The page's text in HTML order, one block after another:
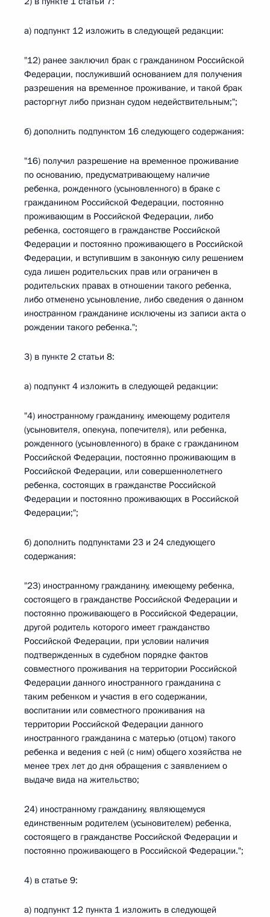
а) подпункт 12 изложить в следующей редакции:
"12) ранее заключил брак с гражданином Российской
Федерации, послуживший основанием для получения
разрешения на временное проживание, и такой брак
расторгнут либо признан судом недействительным;";
б) дополнить подпунктом 16 следующего содержания:
"16) получил разрешение на временное проживание
по основанию, предусматривающему наличие
ребенка, рожденного (усыновленного) в браке с
гражданином Российской Федерации, постоянно
проживающим в Российской Федерации, либо
ребенка, состоящего в гражданстве Российской
Федерации и постоянно проживающего в Российской
Федерации, и вступившим в законную силу решением
суда лишен родительских прав или ограничен в
родительских правах в отношении такого ребенка,
либо отменено усыновление, либо сведения о данном
иностранном гражданине исключены из записи акта о
рождении такого ребенка.";
3) в пункте 2 статьи 8:
а) подпункт 4 изложить в следующей редакции:
"4) иностранному гражданину, имеющему родителя
(усыновителя, опекуна, попечителя), или ребенка,
рожденного (усыновленного) в браке с гражданином
Российской Федерации, постоянно проживающим в
Российской Федерации, или совершеннолетнего
ребенка, состоящих в гражданстве Российской
Федерации и постоянно проживающих в Российской
Федерации;";
б) дополнить подпунктами 23 и 24 следующего
содержания:
"23) иностранному гражданину, имеющему ребенка,
состоящего в гражданстве Российской Федерации и
постоянно проживающего в Российской Федерации,
другой родитель которого имеет гражданство
Российской Федерации, при условии наличия
подтвержденных в судебном порядке фактов
совместного проживания на территории Российской
Федерации данного иностранного гражданина с
таким ребенком и участия в его содержании,
воспитании или совместного проживания на
территории Российской Федерации данного
иностранного гражданина с матерью (отцом) такого
ребенка и ведения с ней (с ним) общего хозяйства не
менее трех лет до дня обращения с заявлением о
выдаче вида на жительство;
24) иностранному гражданину, являющемуся
единственным родителем (усыновителем) ребенка,
состоящего в гражданстве Российской Федерации и
постоянно проживающего в Российской Федерации.";
4) в статье 9:
а) подпункт 12 пункта 1 изложить в следующей